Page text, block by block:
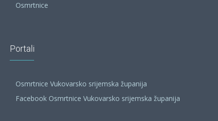
Osmrtnice
Portali
Osmrtnice Vukovarsko srijemska županija
Facebook Osmrtnice Vukovarsko srijemska županija